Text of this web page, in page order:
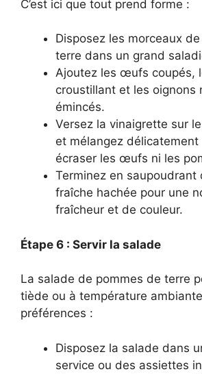
C’est ici que tout prend forme :
Disposez les morceaux
terre dans un grand
Ajoutez les œufs coupés,
croustillant et les oignons
émincés.
Versez la vinaigrette sur
et mélangez délicatement
écraser les œufs ni les
Terminez en saupoudrant
fraîche hachée pour une
fraîcheur et de couleur.
Étape 6 : Servir la salade
La salade de pommes de terre
tiède ou à température
préférences :
Disposez la salade dans
service ou des assiettes